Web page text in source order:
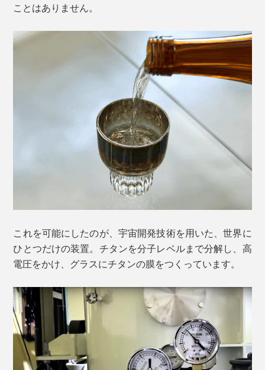
ことはありません。
これを可能にしたのが、宇宙開発技術を用いた、世界に
ひとつだけの装置。チタンを分子レベルまで分解し、高
電圧をかけ、グラスにチタンの膜をつくっています。